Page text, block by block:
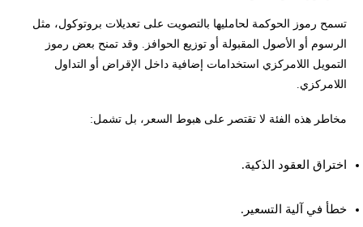
تسمح رموز الحوكمة لحامليها بالتصويت على تعديلات بروتوكول، مثل
الرسوم أو الأصول المقبولة أو توزيع الحوافز. وقد تمنح بعض رموز
التمويل اللامركزي استخدامات إضافية داخل الإقراض أو التداول
اللامركزي.
مخاطر هذه الفئة لا تقتصر على هبوط السعر، بل تشمل:
اختراق العقود الذكية.
خطأ في آلية التسعير.